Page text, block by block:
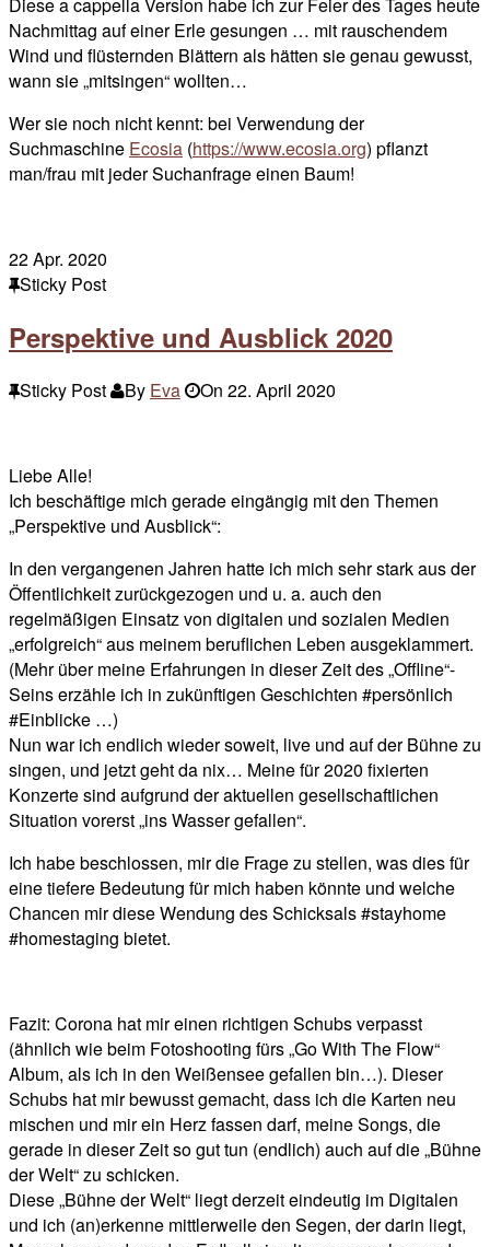
Diese a cappella Version habe ich zur Feier des Tages heute
Nachmittag auf einer Erle gesungen … mit rauschendem
Wind und flüsternden Blättern als hätten sie genau gewusst,
wann sie „mitsingen“ wollten…
Wer sie noch nicht kennt: bei Verwendung der
Suchmaschine Ecosia (https://www.ecosia.org) pflanzt
man/frau mit jeder Suchanfrage einen Baum!
22Apr. 2020
Sticky Post
Perspektive und Ausblick 2020
Sticky Post By Eva On 22. April 2020
Liebe Alle!
Ich beschäftige mich gerade eingängig mit den Themen
„Perspektive und Ausblick“:
In den vergangenen Jahren hatte ich mich sehr stark aus der
Öffentlichkeit zurückgezogen und u. a. auch den
regelmäßigen Einsatz von digitalen und sozialen Medien
„erfolgreich“ aus meinem beruflichen Leben ausgeklammert.
(Mehr über meine Erfahrungen in dieser Zeit des „Offline“-
Seins erzähle ich in zukünftigen Geschichten #persönlich
#Einblicke …)
Nun war ich endlich wieder soweit, live und auf der Bühne zu
singen, und jetzt geht da nix… Meine für 2020 fixierten
Konzerte sind aufgrund der aktuellen gesellschaftlichen
Situation vorerst „ins Wasser gefallen“.
Ich habe beschlossen, mir die Frage zu stellen, was dies für
eine tiefere Bedeutung für mich haben könnte und welche
Chancen mir diese Wendung des Schicksals #stayhome
#homestaging bietet.
Fazit: Corona hat mir einen richtigen Schubs verpasst
(ähnlich wie beim Fotoshooting fürs „Go With The Flow“
Album, als ich in den Weißensee gefallen bin…). Dieser
Schubs hat mir bewusst gemacht, dass ich die Karten neu
mischen und mir ein Herz fassen darf, meine Songs, die
gerade in dieser Zeit so gut tun (endlich) auch auf die „Bühne
der Welt“ zu schicken.
Diese „Bühne der Welt“ liegt derzeit eindeutig im Digitalen
und ich (an)erkenne mittlerweile den Segen, der darin liegt,